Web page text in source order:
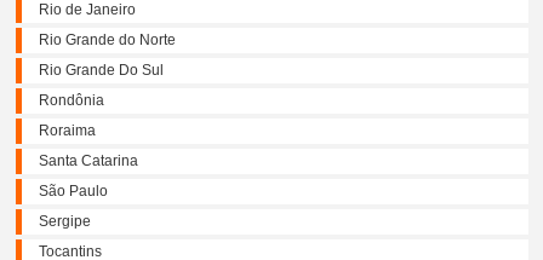
Rio de Janeiro
Rio Grande do Norte
Rio Grande Do Sul
Rondônia
Roraima
Santa Catarina
São Paulo
Sergipe
Tocantins